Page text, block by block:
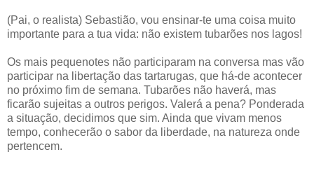
(Pai, o realista) Sebastião, vou ensinar-te uma coisa muito
importante para a tua vida: não existem tubarões nos lagos!
Os mais pequenotes não participaram na conversa mas vão
participar na libertação das tartarugas, que há-de acontecer
no próximo fim de semana. Tubarões não haverá, mas
ficarão sujeitas a outros perigos. Valerá a pena? Ponderada
a situação, decidimos que sim. Ainda que vivam menos
tempo, conhecerão o sabor da liberdade, na natureza onde
pertencem.